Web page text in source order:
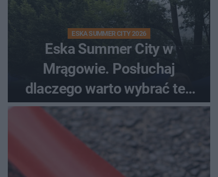
ESKA SUMMER CITY 2026
Eska Summer City w
Mrągowie. Posłuchaj
dlaczego warto wybrać ten
kierunek na urlop!